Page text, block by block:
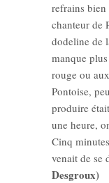
refrains
chanteur de
dodeline de
manque
rouge ou
Pontoise,
produire
une heure,
Cinq
venait de se
Desgroux)